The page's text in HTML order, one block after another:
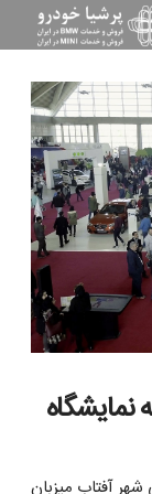
نمایشگاه
شهر آفتاب میزبان